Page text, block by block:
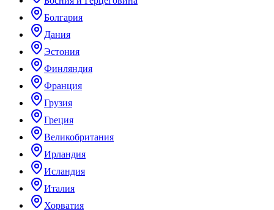
Болгария
Дания
Эстония
Финляндия
Франция
Грузия
Греция
Великобритания
Ирландия
Исландия
Италия
Хорватия